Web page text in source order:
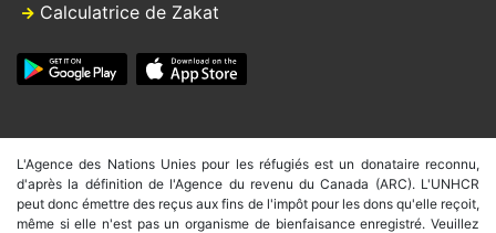
Calculatrice de Zakat
L'Agence des Nations Unies pour les réfugiés est un donataire reconnu,
d'après la définition de l'Agence du revenu du Canada (ARC). L'UNHCR
peut donc émettre des reçus aux fins de l'impôt pour les dons qu'elle reçoit,
même si elle n'est pas un organisme de bienfaisance enregistré. Veuillez